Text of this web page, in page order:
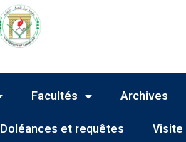
Facultés Archives
Doléances et requêtes Visite